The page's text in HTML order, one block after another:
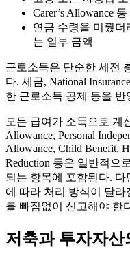
Carer’s Allowance
연금 수령을 미뤘더
는 일부 금액
근로소득은 단순한 세전
다. 세금, National
한 근로소득 공제 등을 반
모든 급여가 소득으로 계
Allowance, Personal
Allowance, Child Benefit,
Reduction 등은 일반적으
되는 항목에 포함된다.
에 따라 처리 방식이 달
를 빠짐없이 신고해야 한
저축과 투자자